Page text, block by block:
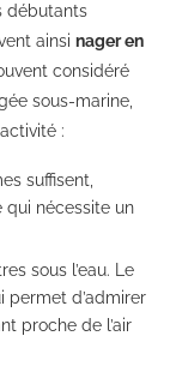
débutants
ainsi nager en
considéré
sous-marine,
:
suffisent,
nécessite un
sous l’eau. Le
permet d’admirer
proche de l’air